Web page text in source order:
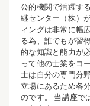
公的機関で活躍す
継センター（株）
ィングは非常に幅
る為、誰でもが習
的な知識と能力が
って他の士業をコ
士は自分の専門分
立場にあるため各
のです。 当講座で